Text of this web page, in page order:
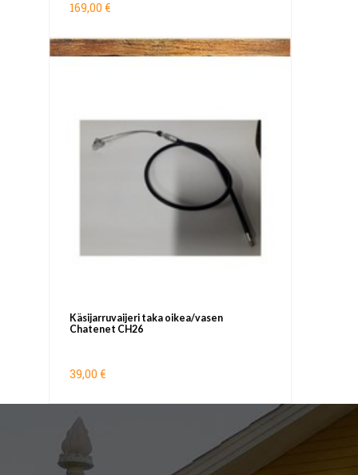
169,00 €
Käsijarruvaijeri taka oikea/vasen
Chatenet CH26
39,00 €